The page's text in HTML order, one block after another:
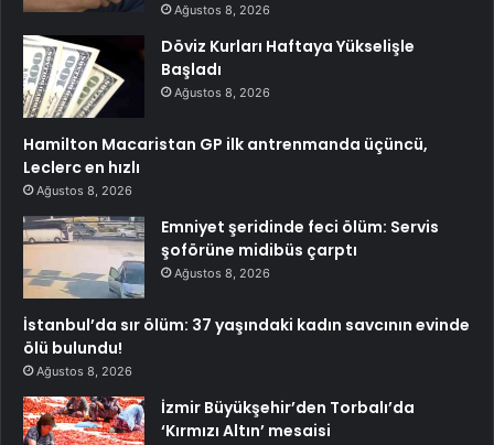
Ağustos 8, 2026
Döviz Kurları Haftaya Yükselişle
Başladı
Ağustos 8, 2026
Hamilton Macaristan GP ilk antrenmanda üçüncü,
Leclerc en hızlı
Ağustos 8, 2026
Emniyet şeridinde feci ölüm: Servis
şoförüne midibüs çarptı
Ağustos 8, 2026
İstanbul’da sır ölüm: 37 yaşındaki kadın savcının evinde
ölü bulundu!
Ağustos 8, 2026
İzmir Büyükşehir’den Torbalı’da
‘Kırmızı Altın’ mesaisi